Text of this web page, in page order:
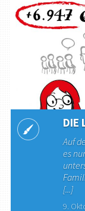
DIE
Auf
es
[...]
9.